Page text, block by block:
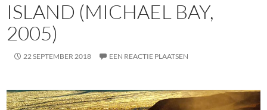
ISLAND (MICHAEL BAY,
2005)
22 SEPTEMBER 2018 EEN REACTIE PLAATSEN